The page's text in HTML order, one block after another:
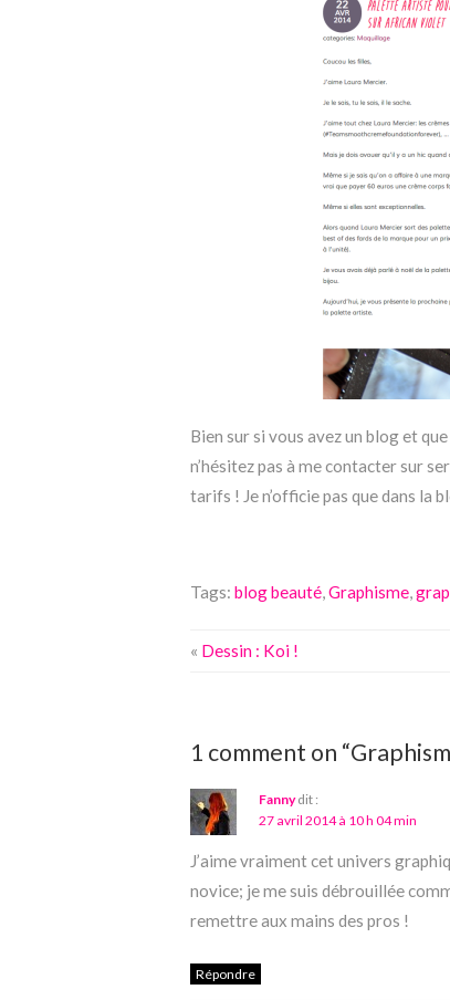
Bien sur si vous avez un blog et
n’hésitez pas à me contacter sur
tarifs ! Je n’officie pas que dans la
Tags: blog beauté,Graphisme,
« Dessin : Koi !
1 comment on
Fanny dit :
27 avril 2014 à 10 h 04 min
J’aime vraiment cet univers
novice; je me suis débrouillée
remettre aux mains des pros !
Répondre